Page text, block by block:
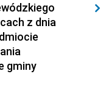
z dnia
gminy